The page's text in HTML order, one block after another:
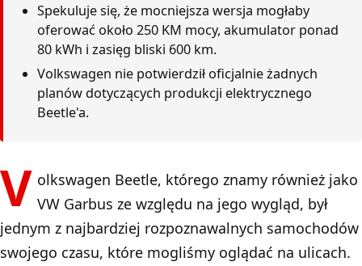
Spekuluje się, że mocniejsza wersja mogłaby
oferować około 250 KM mocy, akumulator ponad
80 kWh i zasięg bliski 600 km.
Volkswagen nie potwierdził oficjalnie żadnych
planów dotyczących produkcji elektrycznego
Beetle'a.
V olkswagen Beetle, którego znamy również jako
VW Garbus ze względu na jego wygląd, był
jednym z najbardziej rozpoznawalnych samochodów
swojego czasu, które mogliśmy oglądać na ulicach.